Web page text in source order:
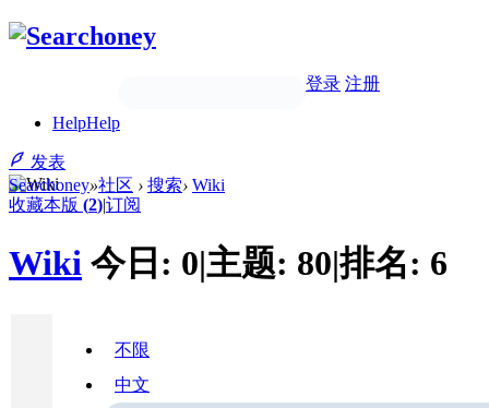
登录 注册
HelpHelp
发表
Searchoney»社区 › 搜索› Wiki
收藏本版 (2)|订阅
Wiki 今日: 0|主题: 80|排名: 6
不限
中文